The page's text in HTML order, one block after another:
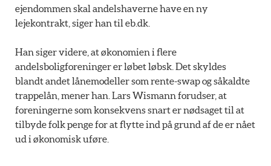
ejendommen skal andelshaverne have en ny
lejekontrakt, siger han til eb.dk.
Han siger videre, at økonomien i flere
andelsboligforeninger er løbet løbsk. Det skyldes
blandt andet lånemodeller som rente-swap og såkaldte
trappelån, mener han. Lars Wismann forudser, at
foreningerne som konsekvens snart er nødsaget til at
tilbyde folk penge for at flytte ind på grund af de er nået
ud i økonomisk uføre.